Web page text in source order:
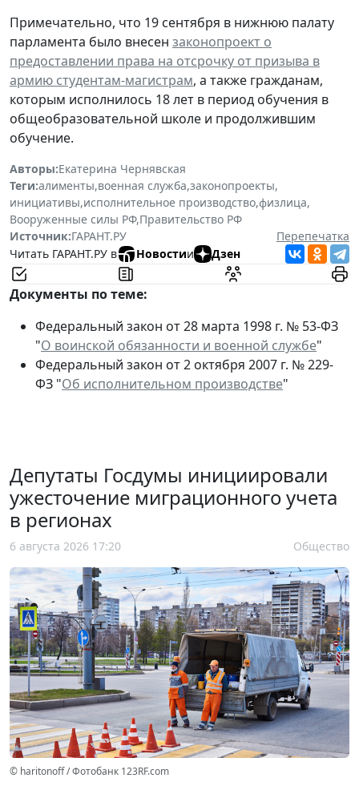
Примечательно, что 19 сентября в нижнюю палату
парламента было внесен законопроект о
предоставлении права на отсрочку от призыва в
армию студентам-магистрам, а также гражданам,
которым исполнилось 18 лет в период обучения в
общеобразовательной школе и продолжившим
обучение.
Авторы:Екатерина Чернявская
Теги:алименты,военная служба,законопроекты,
инициативы,исполнительное производство,физлица,
Вооруженные силы РФ,Правительство РФ
Источник:ГАРАНТ.РУ
Перепечатка
Читать ГАРАНТ.РУ в
Новостии Дзен
Документы по теме:
Федеральный закон от 28 марта 1998 г. № 53-ФЗ
"О воинской обязанности и военной службе"
Федеральный закон от 2 октября 2007 г. № 229-
ФЗ "Об исполнительном производстве"
Депутаты Госдумы инициировали
ужесточение миграционного учета
в регионах
6 августа 2026 17:20 Общество
© haritonoff / Фотобанк 123RF.com